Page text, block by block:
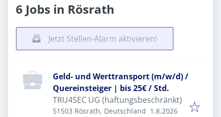
6 Jobs in Rösrath
Jetzt Stellen-Alarm aktivieren!
Geld- und Werttransport (m/w/d) /
Quereinsteiger | bis 25€ / Std.
TRU4SEC UG (haftungsbeschränkt)
51503 Rösrath, Deutschland Veröffentlicht:
1.8.2026